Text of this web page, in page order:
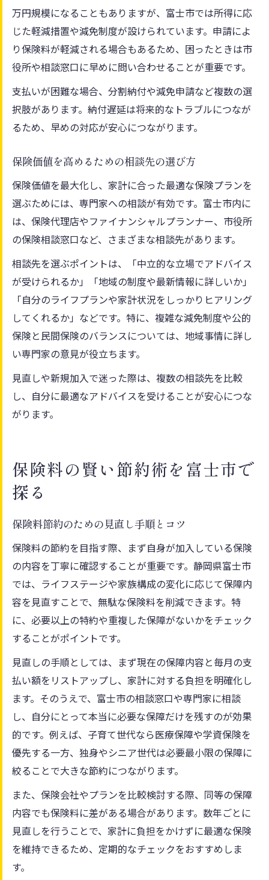
万円規模になることもありますが、富士市では所得に応
じた軽減措置や減免制度が設けられています。申請によ
り保険料が軽減される場合もあるため、困ったときは市
役所や相談窓口に早めに問い合わせることが重要です。
支払いが困難な場合、分割納付や減免申請など複数の選
択肢があります。納付遅延は将来的なトラブルにつなが
るため、早めの対応が安心につながります。
保険価値を高めるための相談先の選び方
保険価値を最大化し、家計に合った最適な保険プランを
選ぶためには、専門家への相談が有効です。富士市内に
は、保険代理店やファイナンシャルプランナー、市役所
の保険相談窓口など、さまざまな相談先があります。
相談先を選ぶポイントは、「中立的な立場でアドバイス
が受けられるか」「地域の制度や最新情報に詳しいか」
「自分のライフプランや家計状況をしっかりヒアリング
してくれるか」などです。特に、複雑な減免制度や公的
保険と民間保険のバランスについては、地域事情に詳し
い専門家の意見が役立ちます。
見直しや新規加入で迷った際は、複数の相談先を比較
し、自分に最適なアドバイスを受けることが安心につな
がります。
保険料の賢い節約術を富士市で
探る
保険料節約のための見直し手順とコツ
保険料の節約を目指す際、まず自身が加入している保険
の内容を丁寧に確認することが重要です。静岡県富士市
では、ライフステージや家族構成の変化に応じて保障内
容を見直すことで、無駄な保険料を削減できます。特
に、必要以上の特約や重複した保障がないかをチェック
することがポイントです。
見直しの手順としては、まず現在の保障内容と毎月の支
払い額をリストアップし、家計に対する負担を明確化し
ます。そのうえで、富士市の相談窓口や専門家に相談
し、自分にとって本当に必要な保障だけを残すのが効果
的です。例えば、子育て世代なら医療保障や学資保険を
優先する一方、独身やシニア世代は必要最小限の保障に
絞ることで大きな節約につながります。
また、保険会社やプランを比較検討する際、同等の保障
内容でも保険料に差がある場合があります。数年ごとに
見直しを行うことで、家計に負担をかけずに最適な保険
を維持できるため、定期的なチェックをおすすめしま
す。